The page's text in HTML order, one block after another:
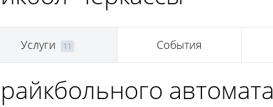
Услуги 11 События
автомата